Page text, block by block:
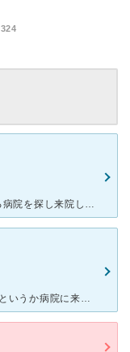
324
足に静脈瘤の疑いがあり、HPで土日も行ける病院を探し来院しました。小さいですが清潔で設備の整った病院で、不安で一杯だった私も、きちんと目を見て話して下さる先生に信頼感が持て、手術の日程も早急にご対応下
下肢静脈瘤の手術をしました。手術される方というか病院に来られる方の歳がかなり上の方が多く、とても緊張しました。私はまだ20代で、この病気自体、歳が上の方に多い病気です。若い人も来るとは言われましたがそ